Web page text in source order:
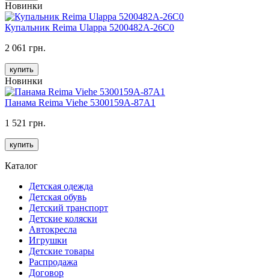
Новинки
Купальник Reima Ulappa 5200482A-26C0
2 061 грн.
купить
Новинки
Панама Reima Viehe 5300159A-87A1
1 521 грн.
купить
Каталог
Детская одежда
Детская обувь
Детский транспорт
Детские коляски
Автокресла
Игрушки
Детские товары
Распродажа
Договор